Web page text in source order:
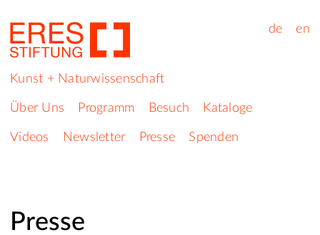
de en
Kunst + Naturwissenschaft
Über Uns Programm Besuch Kataloge
Videos Newsletter Presse Spenden
Presse